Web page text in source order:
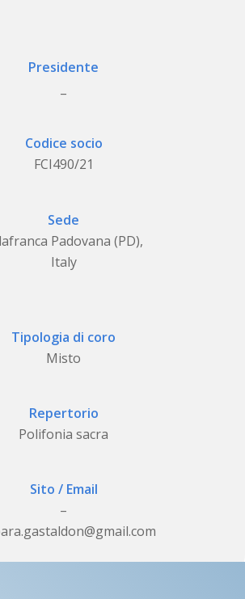
Presidente
Codice socio
FCI490/21
Sede
Padovana (PD),
Italy
Tipologia di coro
Misto
Repertorio
Polifonia sacra
Sito / Email
–